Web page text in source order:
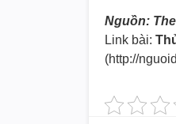
Nguồn:
Link bài:
(http://